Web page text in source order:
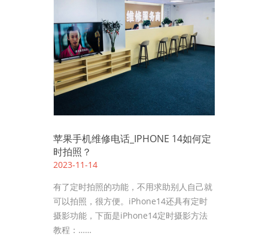
苹果手机维修电话_IPHONE 14如何定
时拍照？
2023-11-14
有了定时拍照的功能，不用求助别人自己就
可以拍照，很方便。iPhone14还具有定时
摄影功能，下面是iPhone14定时摄影方法
教程：……